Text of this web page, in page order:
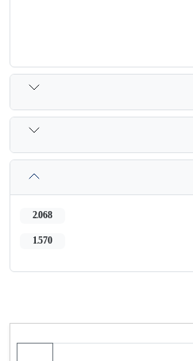
2,068
1,570